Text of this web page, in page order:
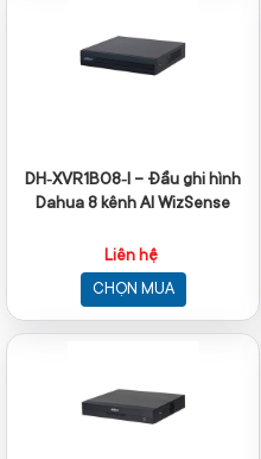
DH‑XVR1B08‑I – Đầu ghi hình
Dahua 8 kênh AI WizSense
Liên hệ
CHỌN MUA